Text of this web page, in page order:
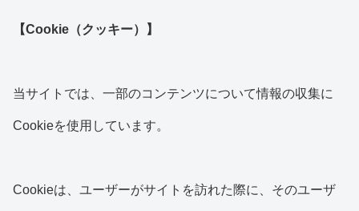
【Cookie（クッキー）】
当サイトでは、一部のコンテンツについて情報の収集に
Cookieを使用しています。
Cookieは、ユーザーがサイトを訪れた際に、そのユーザ